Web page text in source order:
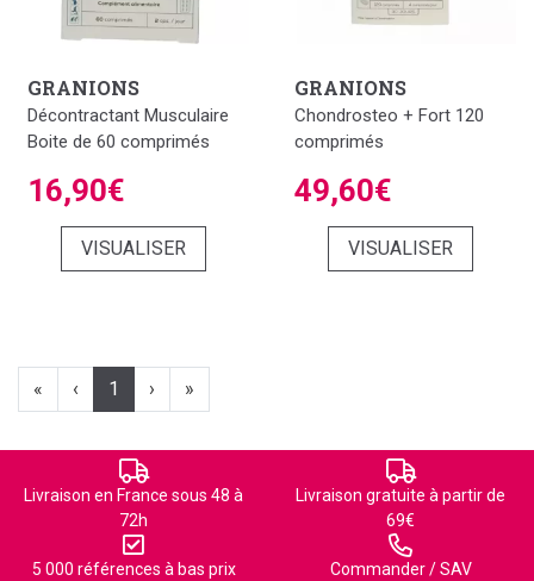
GRANIONS
Décontractant Musculaire
Boite de 60 comprimés
16,90€
VISUALISER
GRANIONS
Chondrosteo + Fort 120
comprimés
49,60€
VISUALISER
« ‹ 1 › »
Livraison en France sous 48 à
72h
Livraison gratuite à partir de
69€
5 000 références à bas prix
Commander / SAV